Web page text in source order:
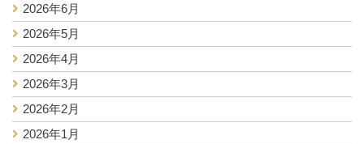
2026年6月
2026年5月
2026年4月
2026年3月
2026年2月
2026年1月